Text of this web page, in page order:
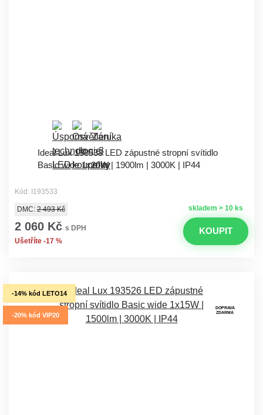
Ideal Lux 193533 LED zápustné stropní svítidlo
Basic wide 1x20W | 1900lm | 3000K | IP44
Kód: I193533
skladem > 10 ks
DMC: 2 493 Kč
2 060 Kč s DPH
Ušetříte -17 %
KOUPIT
-14% kód LETO14
-20% kód VIP20
DOPRAVA
ZDARMA